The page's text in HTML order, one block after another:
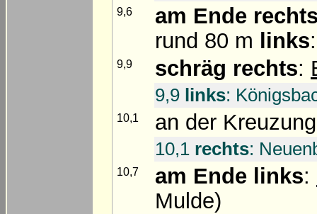
9,6 am Ende
rund 80 m links
9,9 schräg rechts:
9,9 links:
10,1 an der
10,1 rechts:
10,7 am Ende links:
Mulde)